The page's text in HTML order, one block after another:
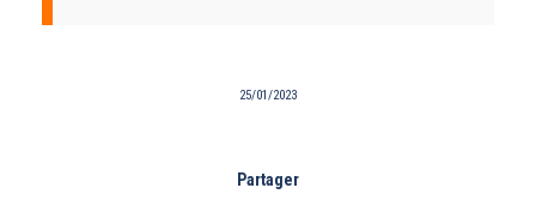
25/01/2023
Partager